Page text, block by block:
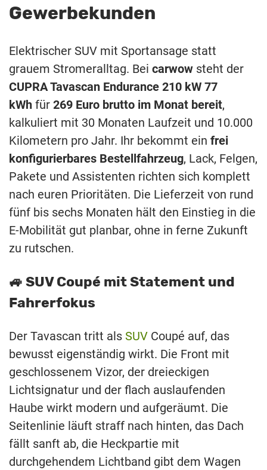
Gewerbekunden
Elektrischer SUV mit Sportansage statt
grauem Stromeralltag. Bei carwow steht der
CUPRA Tavascan Endurance 210 kW 77
kWh für 269 Euro brutto im Monat bereit,
kalkuliert mit 30 Monaten Laufzeit und 10.000
Kilometern pro Jahr. Ihr bekommt ein frei
konfigurierbares Bestellfahrzeug, Lack, Felgen,
Pakete und Assistenten richten sich komplett
nach euren Prioritäten. Die Lieferzeit von rund
fünf bis sechs Monaten hält den Einstieg in die
E-Mobilität gut planbar, ohne in ferne Zukunft
zu rutschen.
🚙 SUV Coupé mit Statement und
Fahrerfokus
Der Tavascan tritt als SUV Coupé auf, das
bewusst eigenständig wirkt. Die Front mit
geschlossenem Vizor, der dreieckigen
Lichtsignatur und der flach auslaufenden
Haube wirkt modern und aufgeräumt. Die
Seitenlinie läuft straff nach hinten, das Dach
fällt sanft ab, die Heckpartie mit
durchgehendem Lichtband gibt dem Wagen